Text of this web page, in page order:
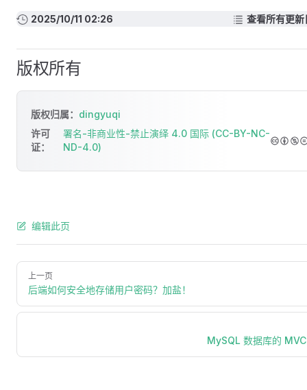
2025/10/11 02:26 查看所有更新
版权所有
版权归属： dingyuqi
许可
证：
署名-非商业性-禁止演绎 4.0 国际 (CC-BY-NC-
ND-4.0)
编辑此页
上一页
后端如何安全地存储用户密码？加盐！
MySQL 数据库的